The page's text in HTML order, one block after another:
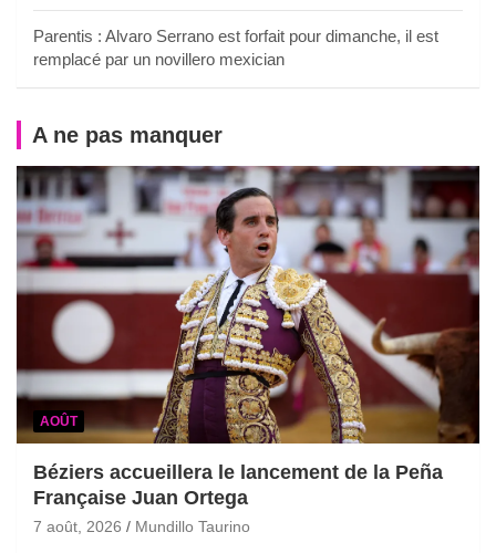
Parentis : Alvaro Serrano est forfait pour dimanche, il est
remplacé par un novillero mexician
A ne pas manquer
AOÛT
Béziers accueillera le lancement de la Peña
Française Juan Ortega
7 août, 2026 Mundillo Taurino